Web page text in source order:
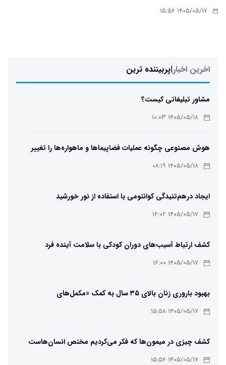
۱۴۰۵/۰۵/۱۷ ۱۵:۵۶
اخرین اخبار|پربیننده ترین
مشاور تبلیغاتی کیست؟
۱۴۰۵/۰۵/۱۸ ۱۰:۰۳
هوش مصنوعی چگونه عملیات فضاپیماها و ماهواره‌ها را تغییر
می‌دهد؟
۱۴۰۵/۰۵/۱۸ ۰۸:۱۹
ایجاد درهم‌تنیدگی کوانتومی با استفاده از نور خورشید
۱۴۰۵/۰۵/۱۷ ۱۶:۰۲
کشف ارتباط آسیب‌های دوران کودکی با سلامت آینده فرد
۱۴۰۵/۰۵/۱۷ ۱۶:۰۰
بهبود باروری زنان بالای ۳۵ سال به کمک «مکمل‌های
باکتریایی»
۱۴۰۵/۰۵/۱۷ ۱۵:۵۸
کشف چیزی در میمون‌ها که فکر می‌کردیم مختص انسان‌هاست
۱۴۰۵/۰۵/۱۷ ۱۵:۵۶